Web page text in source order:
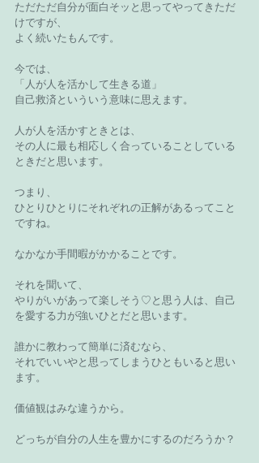
ただただ自分が面白そッと思ってやってきただ
けですが、
よく続いたもんです。
今では、
「人が人を活かして生きる道」
自己救済といういう意味に思えます。
人が人を活かすときとは、
その人に最も相応しく合っていることしている
ときだと思います。
つまり、
ひとりひとりにそれぞれの正解があるってこと
ですね。
なかなか手間暇がかかることです。
それを聞いて、
やりがいがあって楽しそう♡と思う人は、自己
を愛する力が強いひとだと思います。
誰かに教わって簡単に済むなら、
それでいいやと思ってしまうひともいると思い
ます。
価値観はみな違うから。
どっちが自分の人生を豊かにするのだろうか？